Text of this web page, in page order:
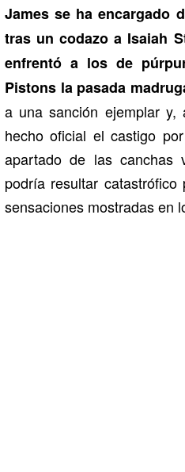
James se ha encargado
tras un codazo a Isaiah
enfrentó a los de
Pistons la pasada
a una sanción ejemplar
hecho oficial el castigo
apartado de las canchas
podría resultar
sensaciones mostradas en